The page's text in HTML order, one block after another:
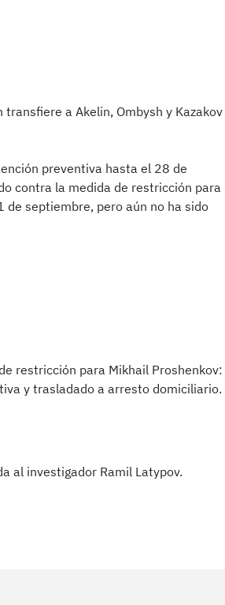
a Akelin, Ombysh y Kazakov
preventiva hasta el 28 de
contra la medida de restricción para
septiembre, pero aún no ha sido
restricción para Mikhail Proshenkov:
y trasladado a arresto domiciliario.
al investigador Ramil Latypov.